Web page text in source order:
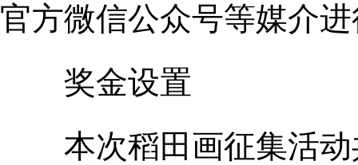
官方微信公众号等媒介
奖金设置
本次稻田画征集活动